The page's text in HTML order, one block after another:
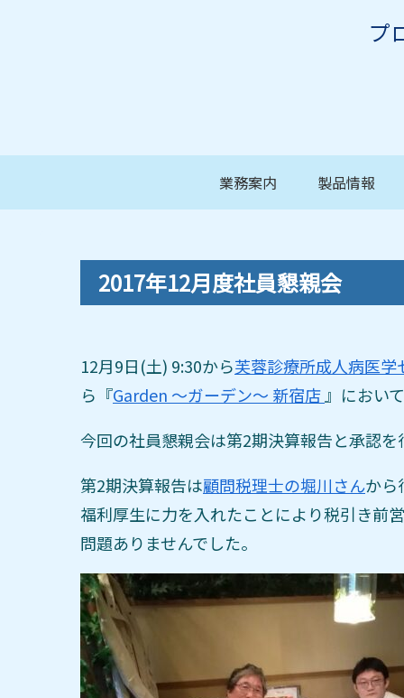
プ
業務案内 製品情報
2017年12月度社員懇親会
12月9日(土) 9:30から芙蓉診療所成人病医学
ら『Garden ～ガーデン～ 新宿店 』におい
今回の社員懇親会は第2期決算報告と承認
第2期決算報告は顧問税理士の堀川さんから
福利厚生に力を入れたことにより税引き前
問題ありませんでした。